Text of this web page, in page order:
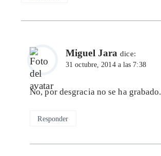
Miguel Jara dice:
31 octubre, 2014 a las 7:38
No, por desgracia no se ha grabado.
Responder